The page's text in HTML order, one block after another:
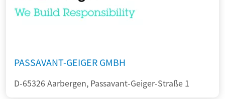
PASSAVANT-GEIGER GMBH
D-65326 Aarbergen, Passavant-Geiger-Straße 1